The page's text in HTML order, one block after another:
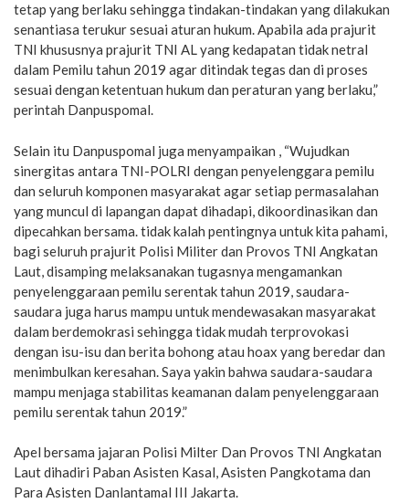
tetap yang berlaku sehingga tindakan-tindakan yang dilakukan
senantiasa terukur sesuai aturan hukum. Apabila ada prajurit
TNI khususnya prajurit TNI AL yang kedapatan tidak netral
dalam Pemilu tahun 2019 agar ditindak tegas dan di proses
sesuai dengan ketentuan hukum dan peraturan yang berlaku,”
perintah Danpuspomal.
Selain itu Danpuspomal juga menyampaikan , “Wujudkan
sinergitas antara TNI-POLRI dengan penyelenggara pemilu
dan seluruh komponen masyarakat agar setiap permasalahan
yang muncul di lapangan dapat dihadapi, dikoordinasikan dan
dipecahkan bersama. tidak kalah pentingnya untuk kita pahami,
bagi seluruh prajurit Polisi Militer dan Provos TNI Angkatan
Laut, disamping melaksanakan tugasnya mengamankan
penyelenggaraan pemilu serentak tahun 2019, saudara-
saudara juga harus mampu untuk mendewasakan masyarakat
dalam berdemokrasi sehingga tidak mudah terprovokasi
dengan isu-isu dan berita bohong atau hoax yang beredar dan
menimbulkan keresahan. Saya yakin bahwa saudara-saudara
mampu menjaga stabilitas keamanan dalam penyelenggaraan
pemilu serentak tahun 2019.”
Apel bersama jajaran Polisi Milter Dan Provos TNI Angkatan
Laut dihadiri Paban Asisten Kasal, Asisten Pangkotama dan
Para Asisten Danlantamal III Jakarta.